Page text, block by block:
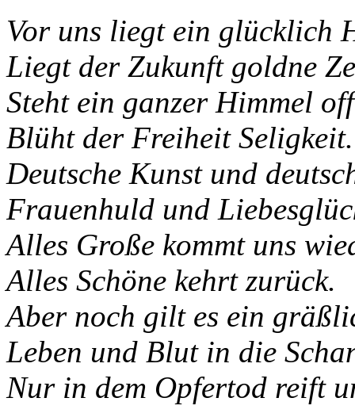
Vor uns liegt ein glücklich
Liegt der Zukunft goldne
Steht ein ganzer Himmel
Blüht der Freiheit Seligkeit.
Deutsche Kunst und
Frauenhuld und
Alles Große kommt uns
Alles Schöne kehrt zurück.
Aber noch gilt es ein
Leben und Blut in die
Nur in dem Opfertod reift